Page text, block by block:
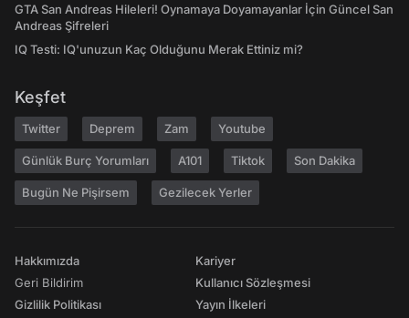
GTA San Andreas Hileleri! Oynamaya Doyamayanlar İçin Güncel San
Andreas Şifreleri
IQ Testi: IQ'unuzun Kaç Olduğunu Merak Ettiniz mi?
Keşfet
Twitter Deprem Zam Youtube
Günlük Burç Yorumları A101 Tiktok Son Dakika
Bugün Ne Pişirsem Gezilecek Yerler
Hakkımızda
Geri Bildirim
Gizlilik Politikası
Kariyer
Kullanıcı Sözleşmesi
Yayın İlkeleri